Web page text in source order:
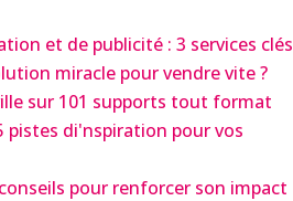
et de publicité : 3 services clés
miracle pour vendre vite ?
sur 101 supports tout format
pistes di'nspiration pour vos
pour renforcer son impact